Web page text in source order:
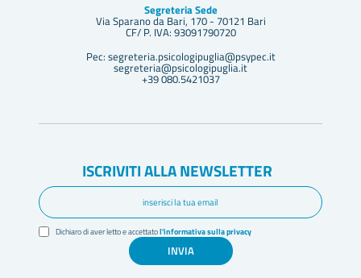
Segreteria Sede
Via Sparano da Bari, 170 - 70121 Bari
CF/ P. IVA: 93091790720
Pec: segreteria.psicologipuglia@psypec.it
segreteria@psicologipuglia.it
+39 080.5421037
ISCRIVITI ALLA NEWSLETTER
Dichiaro di aver letto e accettatol'informativa sulla privacy
INVIA